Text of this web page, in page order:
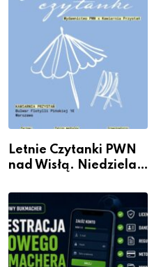
Letnie Czytanki PWN
nad Wisłą. Niedziela z
dla siebie